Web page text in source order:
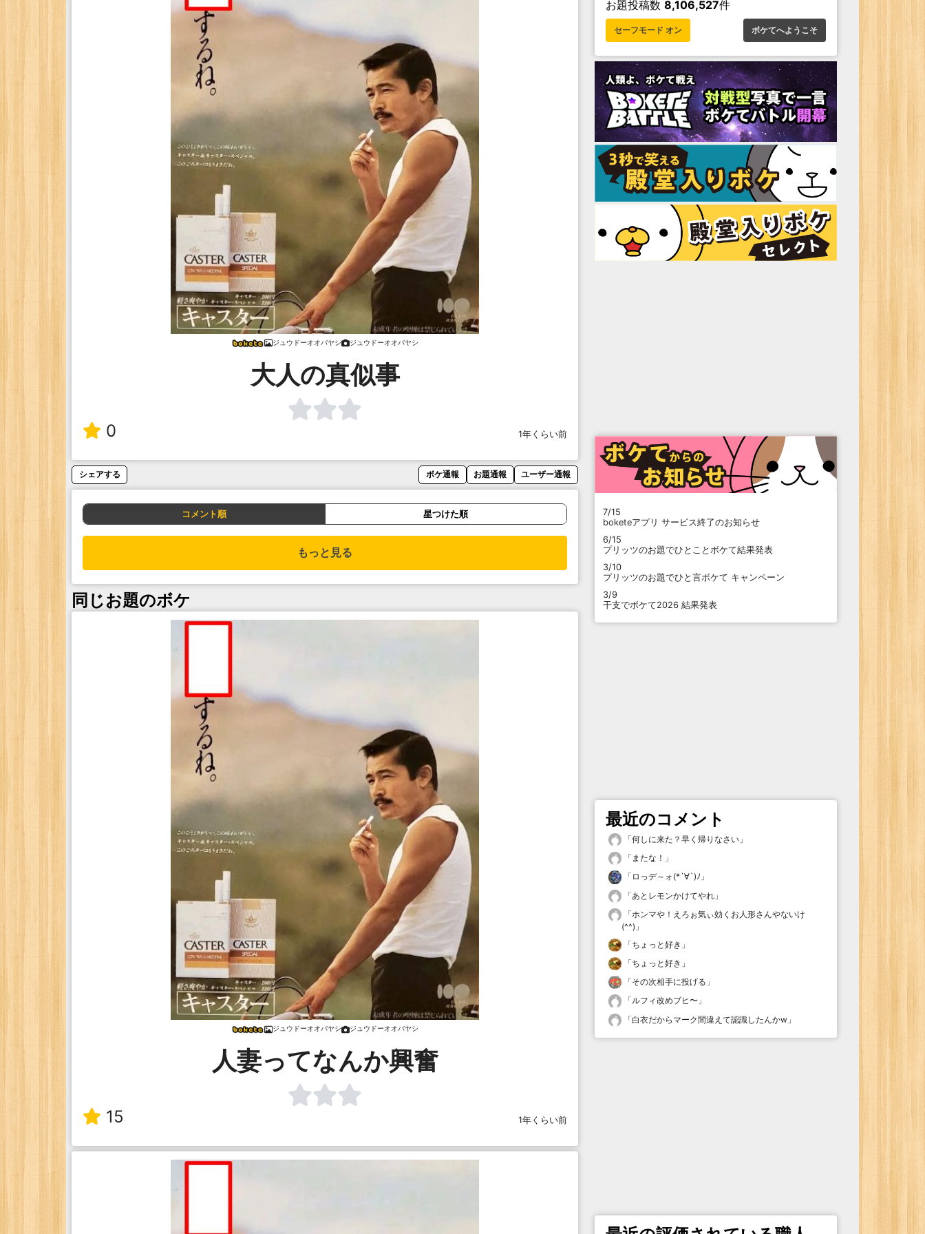
ジュウドーオオバヤシ ジュウドーオオバヤシ
大人の真似事
0 1年くらい前
シェアする ボケ通報 お題通報 ユーザー通報
コメント順 星つけた順
もっと見る
同じお題のボケ
ジュウドーオオバヤシ ジュウドーオオバヤシ
人妻ってなんか興奮
15 1年くらい前
お題投稿数 8,106,527件
セーフモード オン ボケてへようこそ
7/15
boketeアプリ サービス終了のお知らせ
6/15
プリッツのお題でひとことボケて結果発表
3/10
プリッツのお題でひと言ボケて キャンペーン
3/9
干支でボケて2026 結果発表
最近のコメント
「何しに来た？早く帰りなさい 」
「 またな！ 」
「 ロっデ～ォ(*´∀`)ﾉ 」
「あとレモンかけてやれ 」
「ホンマや！えろぉ気ぃ効くお人形さんやないけ
(^^) 」
「ちょっと好き 」
「ちょっと好き 」
「その次相手に投げる 」
「ルフィ改めブヒ〜 」
「白衣だからマーク間違えて認識したんかw 」